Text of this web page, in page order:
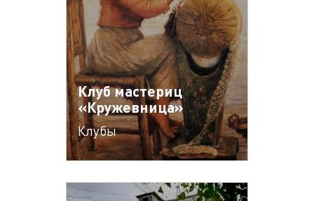
Клуб мастериц
«Кружевница»
Клубы